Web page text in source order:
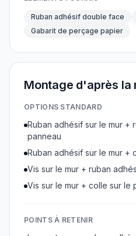
Ruban adhésif double face
Gabarit de perçage papier
Montage d'après la
OPTIONS STANDARD
Ruban adhésif sur le mur +
panneau
Ruban adhésif sur le mur +
Vis sur le mur + ruban
Vis sur le mur + colle sur le
POINTS À RETENIR